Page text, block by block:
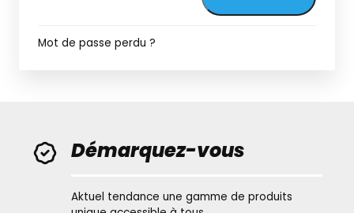
Mot de passe perdu ?
Démarquez-vous
Aktuel tendance une gamme de produits